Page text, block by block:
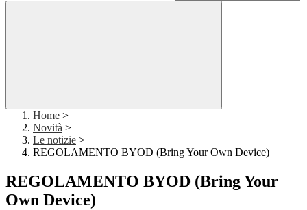
Home >
Novità >
Le notizie >
REGOLAMENTO BYOD (Bring Your Own Device)
REGOLAMENTO BYOD (Bring Your
Own Device)